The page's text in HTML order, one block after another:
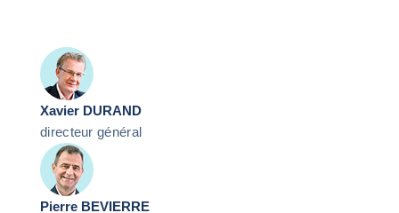
Xavier DURAND
directeur général
Pierre BEVIERRE